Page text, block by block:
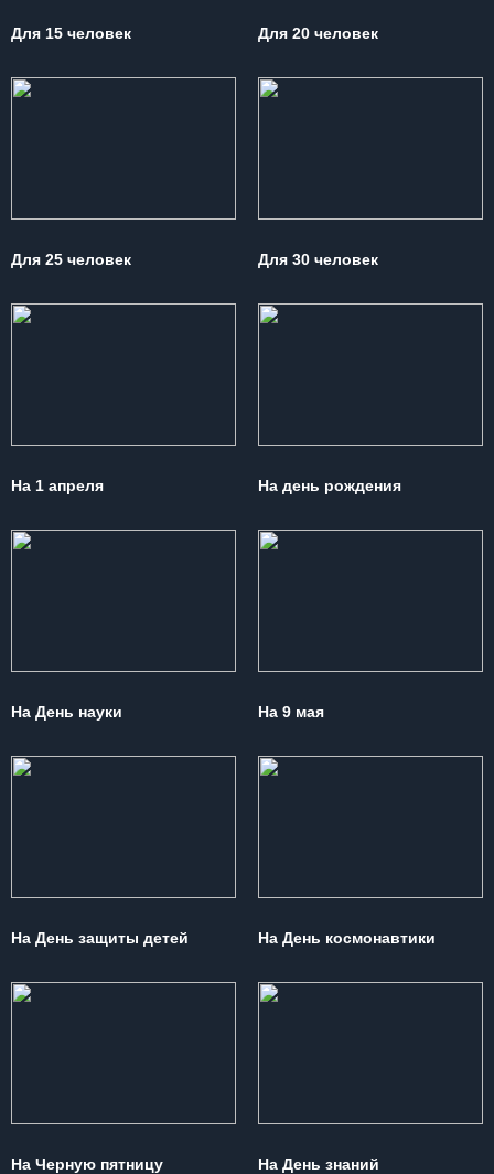
Для 15 человек Для 20 человек
Для 25 человек Для 30 человек
На 1 апреля На день рождения
На День науки На 9 мая
На День защиты детей На День космонавтики
На Черную пятницу На День знаний